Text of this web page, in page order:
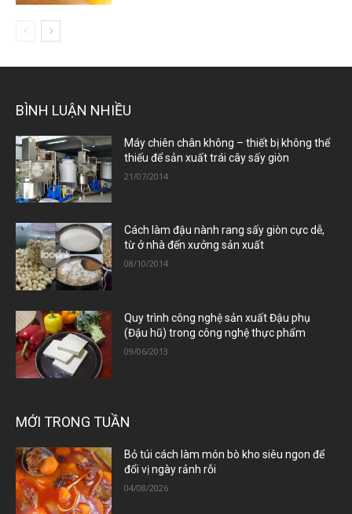
BÌNH LUẬN NHIỀU
Máy chiên chân không – thiết bị không thể
thiếu để sản xuất trái cây sấy giòn
21/07/2014
Cách làm đậu nành rang sấy giòn cực dễ,
từ ở nhà đến xưởng sản xuất
08/10/2014
Quy trình công nghệ sản xuất Đậu phụ
(Đậu hũ) trong công nghệ thực phẩm
09/06/2013
MỚI TRONG TUẦN
Bỏ túi cách làm món bò kho siêu ngon để
đổi vị ngày rảnh rỗi
04/08/2026